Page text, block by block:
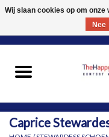
HEREN
Caprice
Wij slaan cookies op om
Nee